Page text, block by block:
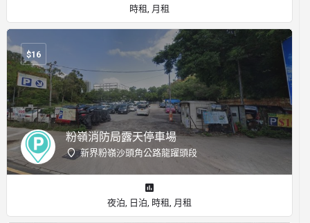
時租, 月租
粉嶺消防局露天停車場
新界粉嶺沙頭角公路龍躍頭段
$16
夜泊, 日泊, 時租, 月租